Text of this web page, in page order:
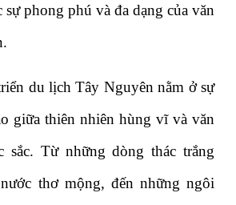
sự phong phú và đa dạng của văn
du lịch Tây Nguyên nằm ở sự
giữa thiên nhiên hùng vĩ và văn
sắc. Từ những dòng thác trắng
thơ mộng, đến những ngôi